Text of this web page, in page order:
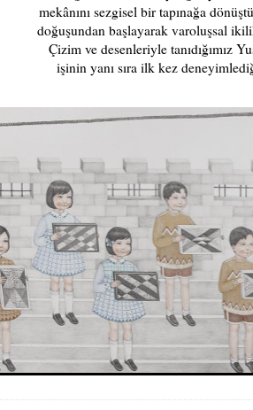
mekânını sezgisel bir tapınağa
doğuşundan başlayarak varoluşsal
Çizim ve desenleriyle tanıdığımız
işinin yanı sıra ilk kez